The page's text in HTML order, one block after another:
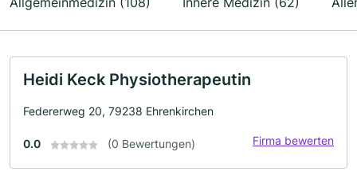
Heidi Keck Physiotherapeutin
Federerweg 20, 79238 Ehrenkirchen
0.0 (0 Bewertungen) Firma bewerten